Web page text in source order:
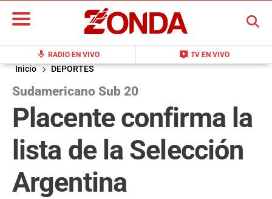
mic RADIO EN VIVO live_tv TV EN VIVO
BUSCAR
Inicio DEPORTES
Sudamericano Sub 20
Placente confirma la
lista de la Selección
Argentina